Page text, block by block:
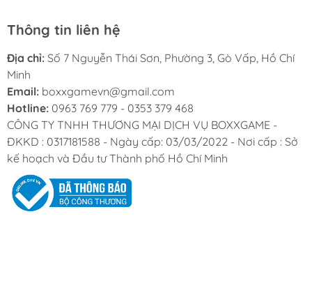
Thông tin liên hệ
Địa chỉ: Số 7 Nguyễn Thái Sơn, Phường 3, Gò Vấp, Hồ Chí
Minh
Email: boxxgamevn@gmail.com
Hotline: 0963 769 779 - 0353 379 468
CÔNG TY TNHH THƯƠNG MẠI DỊCH VỤ BOXXGAME -
ĐKKD : 0317181588 - Ngày cấp: 03/03/2022 - Nơi cấp : Sở
kế hoạch và Đầu tư Thành phố Hồ Chí Minh